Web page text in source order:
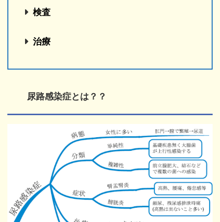
検査
治療
尿路感染症とは？？